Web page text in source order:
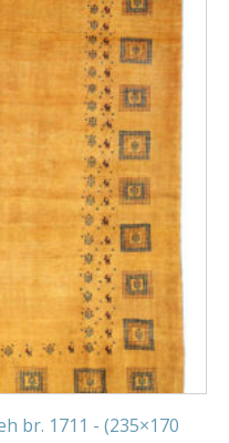
br. 1711 - (235×170